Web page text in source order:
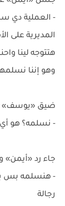
- العملية دي
المديرية على
هتتوجه لينا
وهو إننا
ضيق «يوسف»
- نسلمه؟ هو
جاء رد «أيمن»
- هنسلمه بس
رجالة